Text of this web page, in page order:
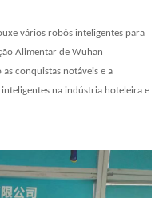
vários robôs inteligentes para
Alimentar de Wuhan
conquistas notáveis ​​e a
na indústria hoteleira e